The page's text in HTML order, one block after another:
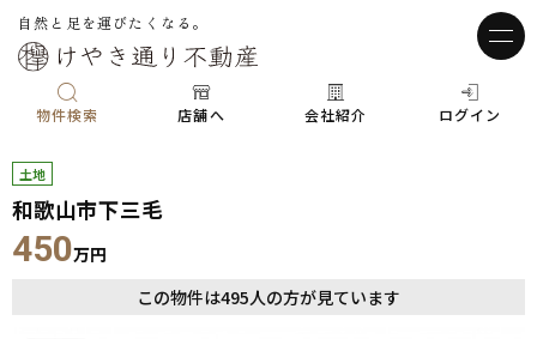
自然と足を運びたくなる。
物件検索 店舗へ 会社紹介 ログイン
土地
和歌山市下三毛
450万円
この物件は495人の方が見ています